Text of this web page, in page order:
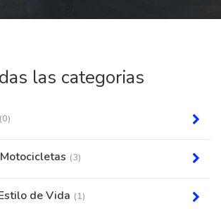
las categorias
(0)
(3)
de Vida (1)